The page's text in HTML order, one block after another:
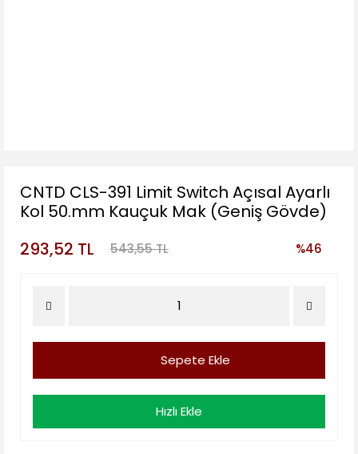
CNTD CLS-391 Limit Switch Açısal Ayarlı
Kol 50.mm Kauçuk Mak (Geniş Gövde)
293,52 TL
543,55 TL %46
Sepete Ekle
Hızlı Ekle